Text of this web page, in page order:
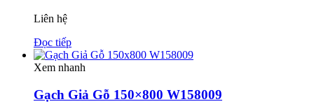
Liên hệ
Đọc tiếp
Xem nhanh
Gạch Giả Gỗ 150×800 W158009